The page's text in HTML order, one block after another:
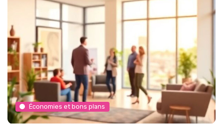
Économies et bons plans